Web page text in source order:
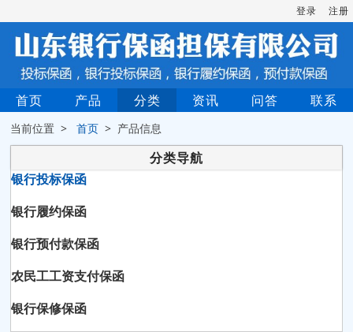
登录 注册
首页 产品 分类 资讯 问答 联系
当前位置 >首页 > 产品信息
分类导航
银行投标保函
银行履约保函
银行预付款保函
农民工工资支付保函
银行保修保函